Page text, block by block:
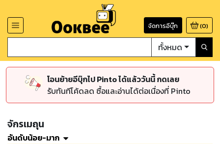
จัดการอีบุ๊ก (0)
ทั้งหมด
โอนย้ายอีบุ๊กไป Pinto ได้แล้ววันนี้ กดเลย
รับทันทีโค้ดลด ซื้อและอ่านได้ต่อเนื่องที่ Pinto
จักรเมถุน
อันดับน้อย-มาก